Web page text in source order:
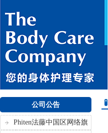
公司公告
Phiten法藤中国区网络旗